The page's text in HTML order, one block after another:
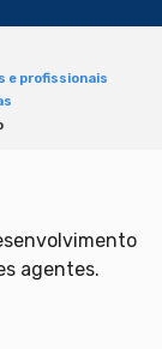
e profissionais
agentes.